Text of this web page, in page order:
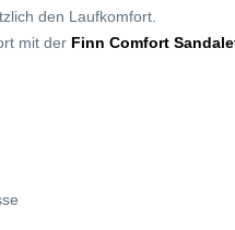
den Laufkomfort.
mit der Finn Comfort